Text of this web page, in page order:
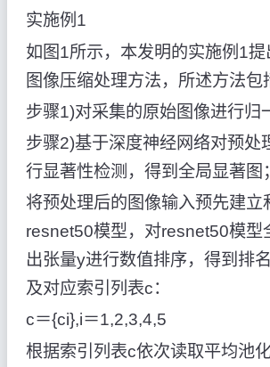
实施例1
如图1所示，本发明的实施例1
图像压缩处理方法，所述方法包
步骤1)对采集的原始图像进行归
步骤2)基于深度神经网络对预处
行显著性检测，得到全局显著图
将预处理后的图像输入预先建立
resnet50模型，对resnet50模型
出张量y进行数值排序，得到排
及对应索引列表c：
c＝{ci},i＝1,2,3,4,5
根据索引列表c依次读取平均池